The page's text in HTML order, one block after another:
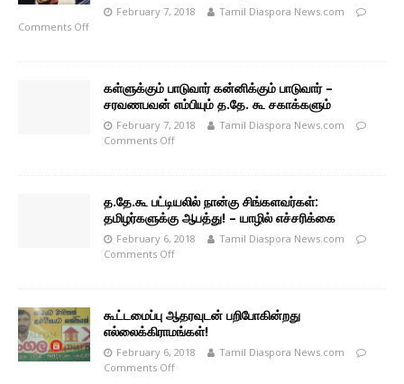
February 7, 2018
Tamil Diaspora News.com
Comments Off
கள்ளுக்கும் பாடுவார் கன்னிக்கும் பாடுவார் –
சரவணபவன் எம்பியும் த.தே. கூ சகாக்களும்
February 7, 2018
Tamil Diaspora News.com
Comments Off
த.தே.கூ பட்டியலில் நான்கு சிங்களவர்கள்:
தமிழர்களுக்கு ஆபத்து! – யாழில் எச்சரிக்கை
February 6, 2018
Tamil Diaspora News.com
Comments Off
கூட்டமைப்பு ஆதரவுடன் பறிபோகின்றது
எல்லைக்கிராமங்கள்!
February 6, 2018
Tamil Diaspora News.com
Comments Off